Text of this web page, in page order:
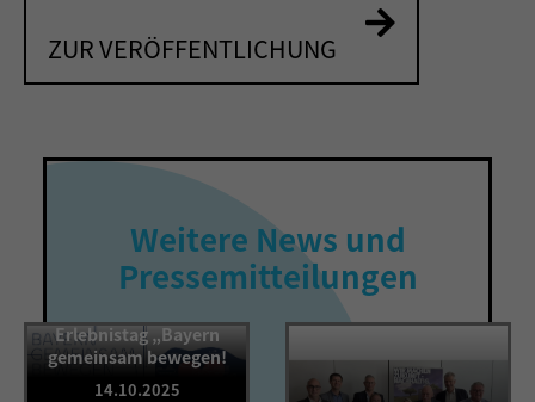
ZUR VERÖFFENTLICHUNG
Weitere News und
Pressemitteilungen
Erlebnistag „Bayern
gemeinsam bewegen!
14.10.2025
Datenschutzerklärung